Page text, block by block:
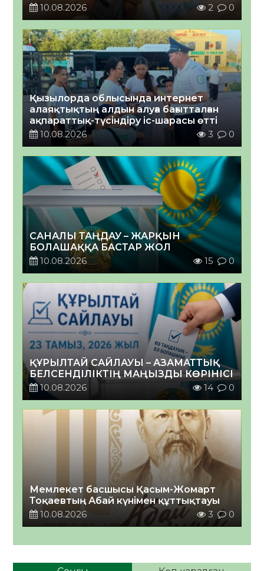
10.08.2026
2 0
Қызылорда облысында интернет
алаяқтықтың алдын алуға бағытталған
ақпараттық-түсіндіру іс-шарасы өтті
10.08.2026
3 0
САНАЛЫ ТАҢДАУ – ЖАРҚЫН
БОЛАШАҚҚА БАСТАР ЖОЛ
10.08.2026
15 0
ҚҰРЫЛТАЙ САЙЛАУЫ – АЗАМАТТЫҚ
БЕЛСЕНДІЛІКТІҢ МАҢЫЗДЫ КӨРІНІСІ
10.08.2026
14 0
Мемлекет басшысы Қасым-Жомарт
Тоқаевтың Абай күнімен құттықтауы
10.08.2026
3 0